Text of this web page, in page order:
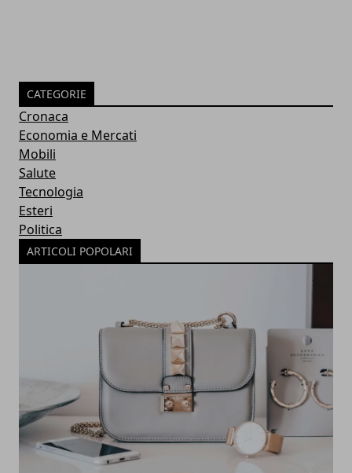
CATEGORIE
Cronaca
Economia e Mercati
Mobili
Salute
Tecnologia
Esteri
Politica
ARTICOLI POPOLARI